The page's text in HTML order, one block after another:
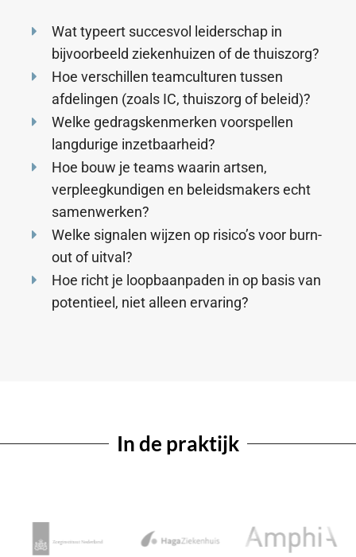
Wat typeert succesvol leiderschap in
bijvoorbeeld ziekenhuizen of de thuiszorg?
Hoe verschillen teamculturen tussen
afdelingen (zoals IC, thuiszorg of beleid)?
Welke gedragskenmerken voorspellen
langdurige inzetbaarheid?
Hoe bouw je teams waarin artsen,
verpleegkundigen en beleidsmakers echt
samenwerken?
Welke signalen wijzen op risico’s voor burn-
out of uitval?
Hoe richt je loopbaanpaden in op basis van
potentieel, niet alleen ervaring?
In de praktijk